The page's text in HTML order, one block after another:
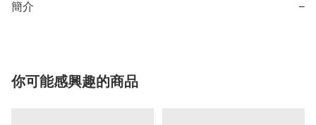
簡介 −
你可能感興趣的商品